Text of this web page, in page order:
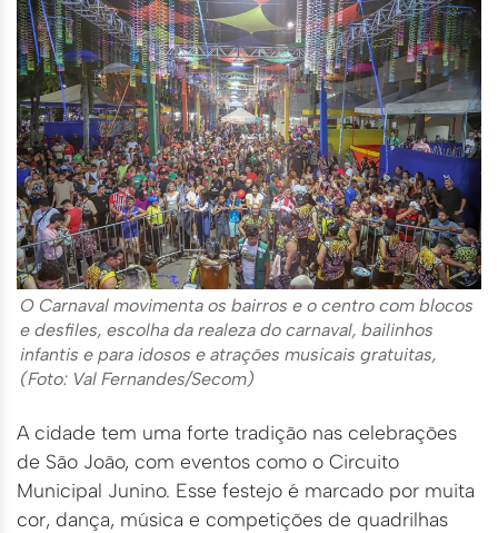
O Carnaval movimenta os bairros e o centro com blocos
e desfiles, escolha da realeza do carnaval, bailinhos
infantis e para idosos e atrações musicais gratuitas,
(Foto: Val Fernandes/Secom)
A cidade tem uma forte tradição nas celebrações
de São João, com eventos como o Circuito
Municipal Junino. Esse festejo é marcado por muita
cor, dança, música e competições de quadrilhas